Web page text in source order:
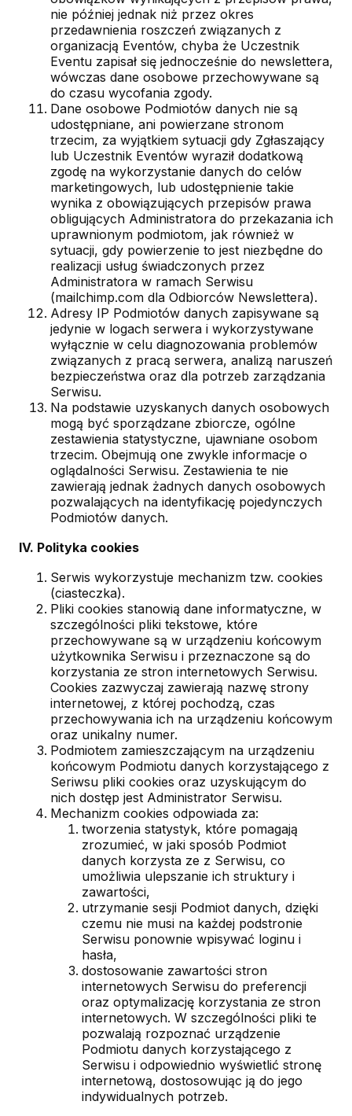
nie później jednak niż przez okres
przedawnienia roszczeń związanych z
organizacją Eventów, chyba że Uczestnik
Eventu zapisał się jednocześnie do newslettera,
wówczas dane osobowe przechowywane są
do czasu wycofania zgody.
Dane osobowe Podmiotów danych nie są
udostępniane, ani powierzane stronom
trzecim, za wyjątkiem sytuacji gdy Zgłaszający
lub Uczestnik Eventów wyraził dodatkową
zgodę na wykorzystanie danych do celów
marketingowych, lub udostępnienie takie
wynika z obowiązujących przepisów prawa
obligujących Administratora do przekazania ich
uprawnionym podmiotom, jak również w
sytuacji, gdy powierzenie to jest niezbędne do
realizacji usług świadczonych przez
Administratora w ramach Serwisu
(mailchimp.com dla Odbiorców Newslettera).
Adresy IP Podmiotów danych zapisywane są
jedynie w logach serwera i wykorzystywane
wyłącznie w celu diagnozowania problemów
związanych z pracą serwera, analizą naruszeń
bezpieczeństwa oraz dla potrzeb zarządzania
Serwisu.
Na podstawie uzyskanych danych osobowych
mogą być sporządzane zbiorcze, ogólne
zestawienia statystyczne, ujawniane osobom
trzecim. Obejmują one zwykle informacje o
oglądalności Serwisu. Zestawienia te nie
zawierają jednak żadnych danych osobowych
pozwalających na identyfikację pojedynczych
Podmiotów danych.
IV. Polityka cookies
Serwis wykorzystuje mechanizm tzw. cookies
(ciasteczka).
Pliki cookies stanowią dane informatyczne, w
szczególności pliki tekstowe, które
przechowywane są w urządzeniu końcowym
użytkownika Serwisu i przeznaczone są do
korzystania ze stron internetowych Serwisu.
Cookies zazwyczaj zawierają nazwę strony
internetowej, z której pochodzą, czas
przechowywania ich na urządzeniu końcowym
oraz unikalny numer.
Podmiotem zamieszczającym na urządzeniu
końcowym Podmiotu danych korzystającego z
Seriwsu pliki cookies oraz uzyskującym do
nich dostęp jest Administrator Serwisu.
Mechanizm cookies odpowiada za:
tworzenia statystyk, które pomagają
zrozumieć, w jaki sposób Podmiot
danych korzysta ze z Serwisu, co
umożliwia ulepszanie ich struktury i
zawartości,
utrzymanie sesji Podmiot danych, dzięki
czemu nie musi na każdej podstronie
Serwisu ponownie wpisywać loginu i
hasła,
dostosowanie zawartości stron
internetowych Serwisu do preferencji
oraz optymalizację korzystania ze stron
internetowych. W szczególności pliki te
pozwalają rozpoznać urządzenie
Podmiotu danych korzystającego z
Serwisu i odpowiednio wyświetlić stronę
internetową, dostosowując ją do jego
indywidualnych potrzeb.